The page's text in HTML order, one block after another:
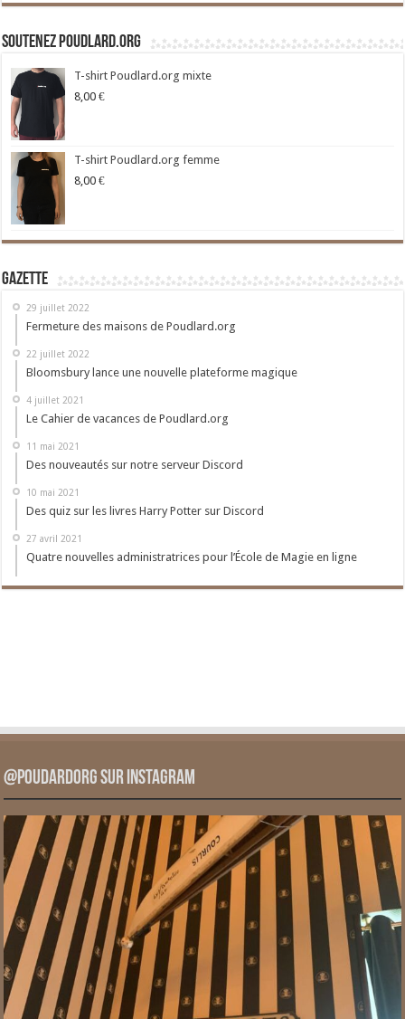
Soutenez Poudlard.org
T-shirt Poudlard.org mixte
8,00 €
T-shirt Poudlard.org femme
8,00 €
Gazette
29 juillet 2022
Fermeture des maisons de Poudlard.org
22 juillet 2022
Bloomsbury lance une nouvelle plateforme magique
4 juillet 2021
Le Cahier de vacances de Poudlard.org
11 mai 2021
Des nouveautés sur notre serveur Discord
10 mai 2021
Des quiz sur les livres Harry Potter sur Discord
27 avril 2021
Quatre nouvelles administratrices pour l’École de Magie en ligne
@PoudardOrg sur Instagram